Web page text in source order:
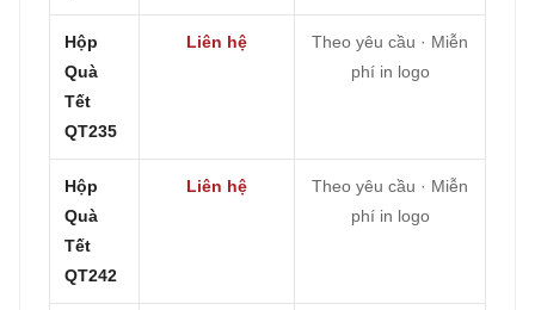
Hộp
Quà
Tết
QT235
Liên hệ
Theo yêu cầu · Miễn
phí in logo
Hộp
Quà
Tết
QT242
Liên hệ
Theo yêu cầu · Miễn
phí in logo